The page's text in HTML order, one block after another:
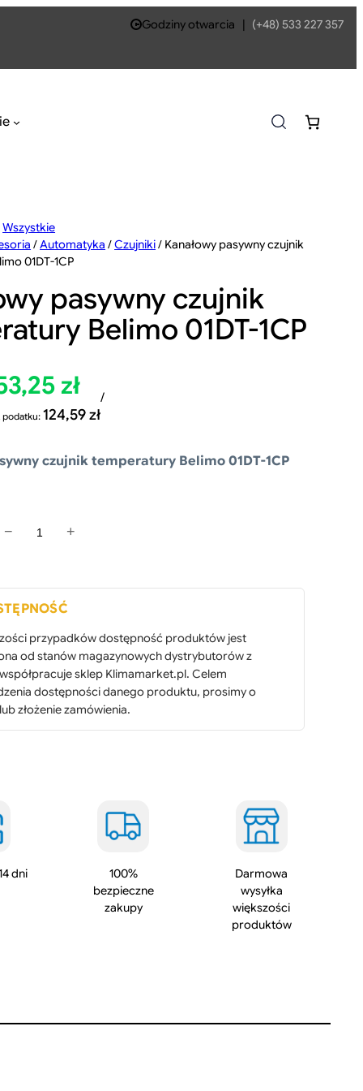
Godziny otwarcia | (+48) 533 227 357
Wszystkie
/Automatyka /Czujniki/ Kanałowy pasywny czujnik
01DT-1CP
pasywny czujnik
Belimo 01DT-1CP
zł
podatku: 124,59zł
/
czujnik temperatury Belimo 01DT-1CP
− +
przypadków dostępność produktów jest
od stanów magazynowych dystrybutorów z
sklep Klimamarket.pl. Celem
dostępności danego produktu, prosimy o
złożenie zamówienia.
dni
100%
bezpieczne
zakupy
Darmowa
wysyłka
większości
produktów